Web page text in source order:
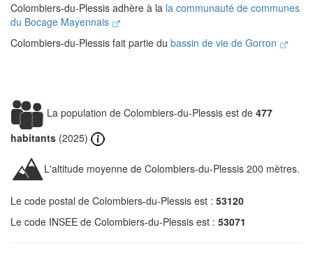
Colombiers-du-Plessis adhère à la la communauté de communes
du Bocage Mayennais
Colombiers-du-Plessis fait partie du bassin de vie de Gorron
La population de Colombiers-du-Plessis est de 477
habitants (2025)
L'altitude moyenne de Colombiers-du-Plessis 200 mètres.
Le code postal de Colombiers-du-Plessis est : 53120
Le code INSEE de Colombiers-du-Plessis est : 53071